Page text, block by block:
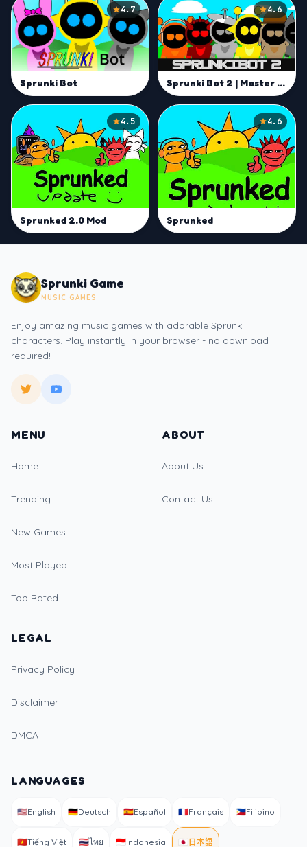
4.7
Sprunki Bot
4.6
Sprunki Bot 2 | Master Cyber Beats and Remix Like a Pro
4.5
Sprunked 2.0 Mod
4.6
Sprunked
Sprunki Game
MUSIC GAMES
Enjoy amazing music games with adorable Sprunki
characters. Play instantly in your browser - no download
required!
MENU
Home
Trending
New Games
Most Played
Top Rated
ABOUT
About Us
Contact Us
LEGAL
Privacy Policy
Disclaimer
DMCA
LANGUAGES
🇺🇸English 🇩🇪Deutsch 🇪🇸Español 🇫🇷Français 🇵🇭Filipino
🇻🇳Tiếng Việt 🇹🇭ไทย 🇮🇩Indonesia 🇯🇵 日本語